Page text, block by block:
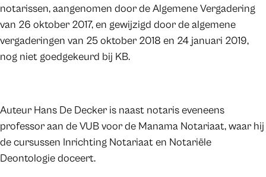
notarissen, aangenomen door de Algemene Vergadering
van 26 oktober 2017, en gewijzigd door de algemene
vergaderingen van 25 oktober 2018 en 24 januari 2019,
nog niet goedgekeurd bij KB.
Auteur Hans De Decker is naast notaris eveneens
professor aan de VUB voor de Manama Notariaat, waar hij
de cursussen Inrichting Notariaat en Notariële
Deontologie doceert.